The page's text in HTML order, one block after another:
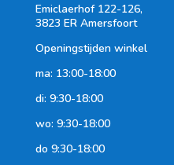
Emiclaerhof 122-126,
3823 ER Amersfoort
Openingstijden winkel
ma: 13:00-18:00
di: 9:30-18:00
wo: 9:30-18:00
do 9:30-18:00